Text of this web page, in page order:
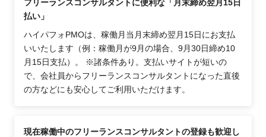
フリーランスコンサルタントに便利な「月末締め翌月15日
払い」
ハイパフォPMOは、稼働月当月末締め翌月15日にお支払
いいたします（例：稼働月が9月の場合、9月30日締め10
月15日支払）。 ※諸条件あり。支払いサイトが短いの
で、会社員からフリーランスコンサルタントになった直後
の方などにも安心してご利用いただけます。
現在稼働中のフリーランスコンサルタントの登録も歓迎し